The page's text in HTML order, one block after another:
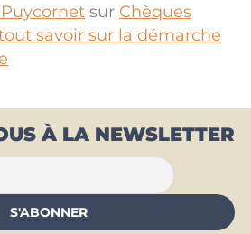
sur Chèques
savoir sur la démarche
À LA NEWSLETTER